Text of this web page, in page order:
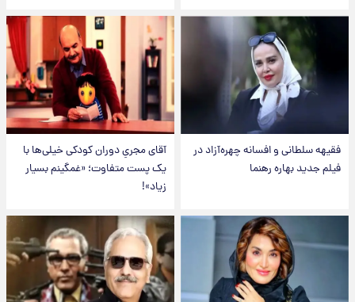
فقیهه سلطانی و افسانه چهره‌آزاد در
فیلم جدید بهاره رهنما
آقای مجریِ دوران کودکی خیلی‌ها با
یک پست متفاوت؛ «غمگینم بسیار
زیاد»!